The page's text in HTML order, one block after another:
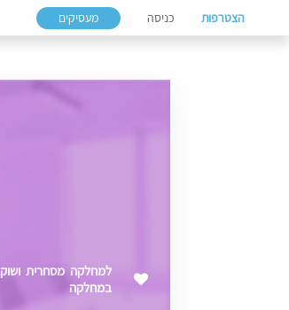
הצטרפות כניסה מעסיקים
במחלקה